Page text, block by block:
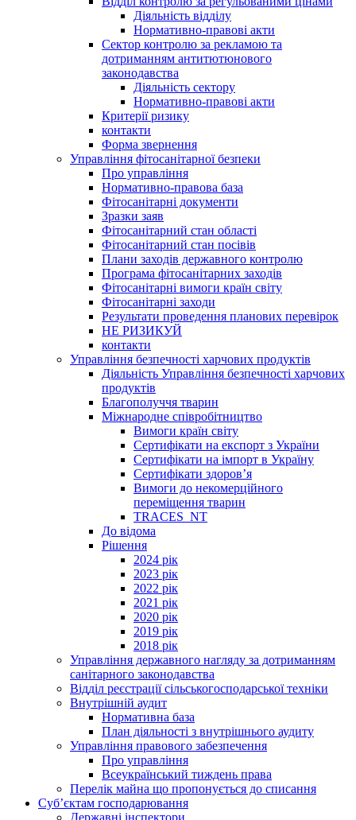
Діяльність відділу
Нормативно-правові акти
Сектор контролю за рекламою та
дотриманням антитютюнового
законодавства
Діяльність сектору
Нормативно-правові акти
Критерії ризику
контакти
Форма звернення
Управління фітосанітарної безпеки
Про управління
Нормативно-правова база
Фітосанітарні документи
Зразки заяв
Фітосанітарний стан області
Фітосанітарний стан посівів
Плани заходів державного контролю
Програма фітосанітарних заходів
Фітосанітарні вимоги країн світу
Фітосанітарні заходи
Результати проведення планових перевірок
НЕ РИЗИКУЙ
контакти
Управління безпечності харчових продуктів
Діяльність Управління безпечності харчових
продуктів
Благополуччя тварин
Міжнародне співробітництво
Вимоги країн світу
Сертифікати на експорт з України
Сертифікати на імпорт в Україну
Сертифікати здоров’я
Вимоги до некомерційного
переміщення тварин
TRACES_NT
До відома
Рішення
2024 рік
2023 рік
2022 рік
2021 рік
2020 рік
2019 рік
2018 рік
Управління державного нагляду за дотриманням
санітарного законодавства
Відділ реєстрації сільськогосподарської техніки
Внутрішній аудит
Нормативна база
План діяльності з внутрішнього аудиту
Управління правового забезпечення
Про управління
Всеукраїнський тиждень права
Перелік майна що пропонується до списання
Суб’єктам господарювання
Державні інспектори